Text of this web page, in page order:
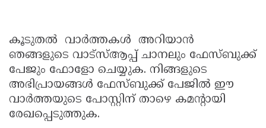
കൂടുതൽ വാർത്തകൾ അറിയാൻ
ഞങ്ങളുടെ വാട്സ്ആപ്പ് ചാനലും ഫേസ്ബുക്ക്
പേജും ഫോളോ ചെയ്യുക. നിങ്ങളുടെ
അഭിപ്രായങ്ങൾ ഫേസ്ബുക്ക് പേജിൽ ഈ
വാർത്തയുടെ പോസ്റ്റിന് താഴെ കമന്റായി
രേഖപ്പെടുത്തുക.